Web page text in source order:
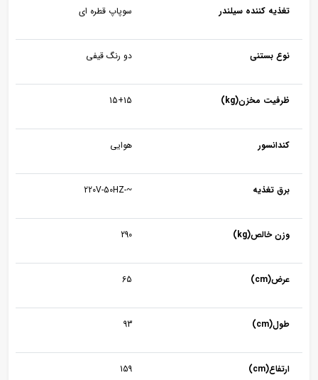
تغذیه کننده سیلندر سوپاپ قطره ای
نوع بستنی دو رنگ قیفی
ظرفیت مخزن(kg) 15+15
کندانسور هوایی
برق تغذیه ~-220V-50HZ
وزن خالص(kg) 290
عرض(cm) 65
طول(cm) 93
ارتفاع(cm) 159